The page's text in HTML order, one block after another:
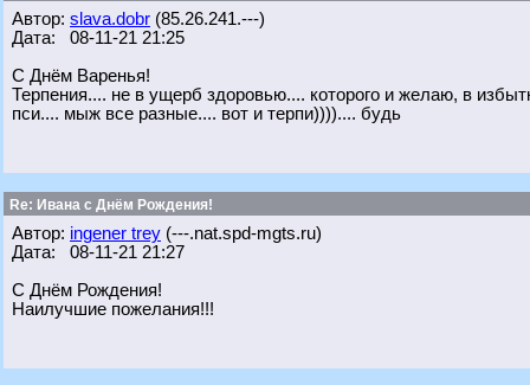
Автор: slava.dobr (85.26.241.---)
Дата: 08-11-21 21:25
С Днём Варенья!
Терпения.... не в ущерб здоровью.... которого и желаю, в
пси.... мыж все разные.... вот и терпи)))).... будь
Re: Ивана с Днём Рождения!
Автор: ingener trey (---.nat.spd-mgts.ru)
Дата: 08-11-21 21:27
С Днём Рождения!
Наилучшие пожелания!!!